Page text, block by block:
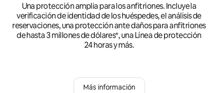
Una protección amplia para los anfitriones. Incluye la
verificación de identidad de los huéspedes, el análisis de
reservaciones, una protección ante daños para anfitriones
de hasta 3 millones de dólares*, una Línea de protección
24 horas y más.
Más información